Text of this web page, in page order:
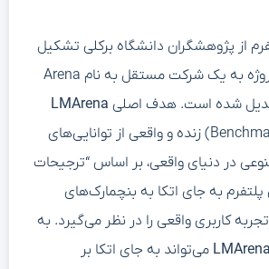
از پژوهشگران دانشگاه برکلی تشکیل
شده و اکنون، این پروژه به یک شرکت مستقل به نام Arena
LMArena
ایجاد یک محک (Benchmark) زنده و واقعی از توانایی‌های
در دنیای واقعی، بر اساس “ترجیحات
به جای اتکا به بنچمارک‌های
کاربری واقعی را در نظر می‌گیرد. به
LMArena می‌تواند به جای اتکا بر